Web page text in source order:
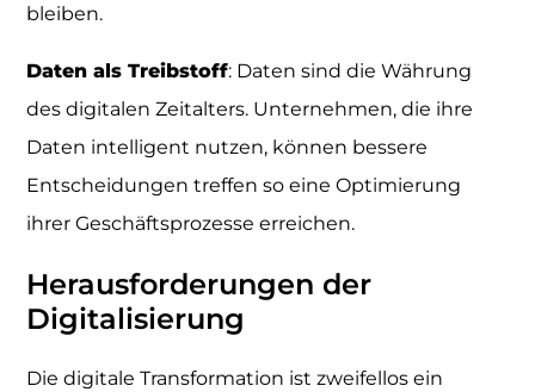
bleiben.
Daten als Treibstoff: Daten sind die Währung
des digitalen Zeitalters. Unternehmen, die ihre
Daten intelligent nutzen, können bessere
Entscheidungen treffen so eine Optimierung
ihrer Geschäftsprozesse erreichen.
Herausforderungen der
Digitalisierung
Die digitale Transformation ist zweifellos ein